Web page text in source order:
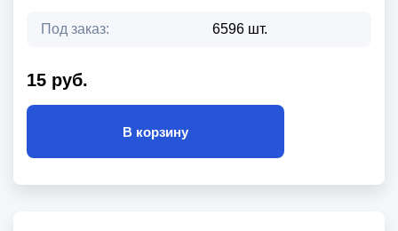
Под заказ: 6596 шт.
15 руб.
В корзину